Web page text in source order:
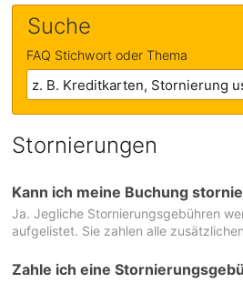
Suche
FAQ Stichwort oder Thema
Stornierungen
Kann ich meine Buchung
Ja. Jegliche Stornierungsgebühren
aufgelistet. Sie zahlen alle
Zahle ich eine